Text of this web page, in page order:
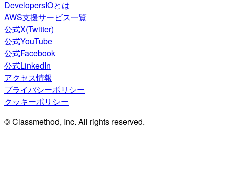
DevelopersIOとは
AWS支援サービス一覧
公式X(Twitter)
公式YouTube
公式Facebook
公式LinkedIn
アクセス情報
プライバシーポリシー
クッキーポリシー
© Classmethod, Inc. All rights reserved.